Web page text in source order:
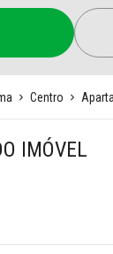
Centro
IMÓVEL